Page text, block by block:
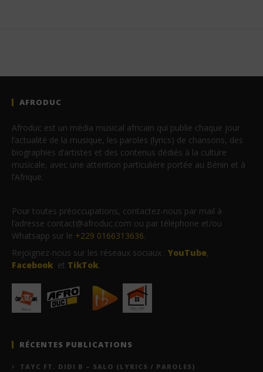
AFRODUC
Afroduc est un média musical africain qui publie chaque jour
l’actualité de la musique, les paroles (lyrics) de chansons, des
biographies d’artistes et des contenus dédiés à la culture
musicale, avec une attention particulière portée au Bénin et à
l’Afrique.
Pour toutes préoccupations, contactez-nous par mail à
l’adresse contact@afroduc.com ou par téléphone et/ou
Whatsapp sur le +229 0166313636.
Rejoignez-nous sur les réseaux sociaux : YouTube,
Facebook et TikTok.
RÉCENTES PUBLICATIONS
TAYC FT. DIDI B – SALO (LYRICS / PAROLES)